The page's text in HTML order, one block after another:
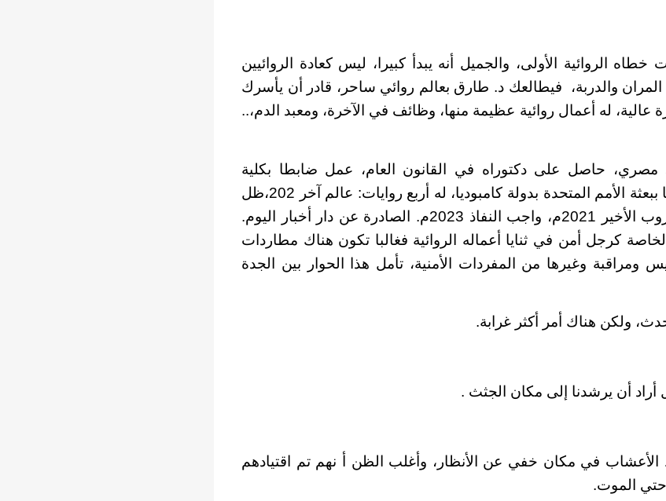
الروائية الأولى، والجميل أنه يبدأ كبيرا، ليس كعادة الروائيين
المران والدربة، فيطالعك د. طارق بعالم روائي ساحر، قادر أن يأسرك
عالية، له أعمال روائية عظيمة منها، وظائف في الآخرة، ومعبد الدم،..
مصري، حاصل على دكتوراه في القانون العام، عمل ضابطا بكلية
الشرطة، ثم مراقبا دوليا ببعثة الأمم المتحدة بدولة كامبوديا، له أربع روايات: عالم آخر 202،ظل
رجل 2020، وهيبة والهروب الأخير 2021م، واجب النفاذ 2023م. الصادرة عن دار أخبار اليوم.
كرجل أمن في ثنايا أعماله الروائية فغالبا تكون هناك مطاردات
وغيرها من المفردات الأمنية، تأمل هذا الحوار بين الجدة
ولكن هناك أمر أكثر غرابة.
أراد أن يرشدنا إلى مكان الجثث .
في مكان خفي عن الأنظار، وأغلب الظن أ نهم تم اقتيادهم
حتي الموت.